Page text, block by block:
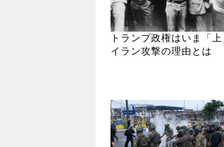
トランプ政権はいま「上
イラン攻撃の理由とは